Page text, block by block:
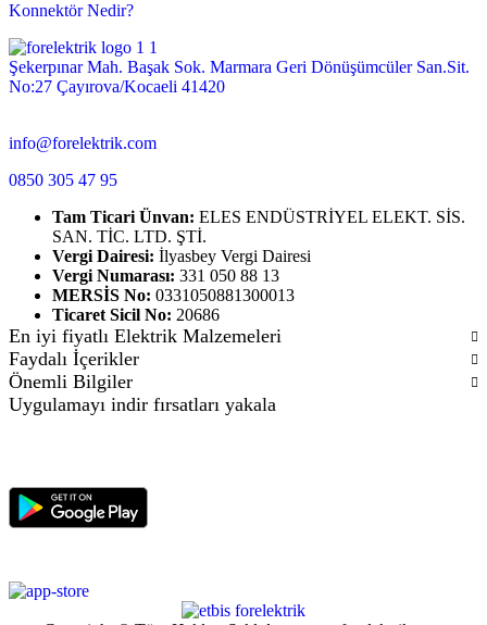
Konnektör Nedir?
Şekerpınar Mah. Başak Sok. Marmara Geri Dönüşümcüler San.Sit.
No:27 Çayırova/Kocaeli 41420
info@forelektrik.com
0850 305 47 95
Tam Ticari Ünvan: ELES ENDÜSTRİYEL ELEKT. SİS.
SAN. TİC. LTD. ŞTİ.
Vergi Dairesi: İlyasbey Vergi Dairesi
Vergi Numarası: 331 050 88 13
MERSİS No: 0331050881300013
Ticaret Sicil No: 20686
En iyi fiyatlı Elektrik Malzemeleri
Faydalı İçerikler
Önemli Bilgiler
Uygulamayı indir fırsatları yakala